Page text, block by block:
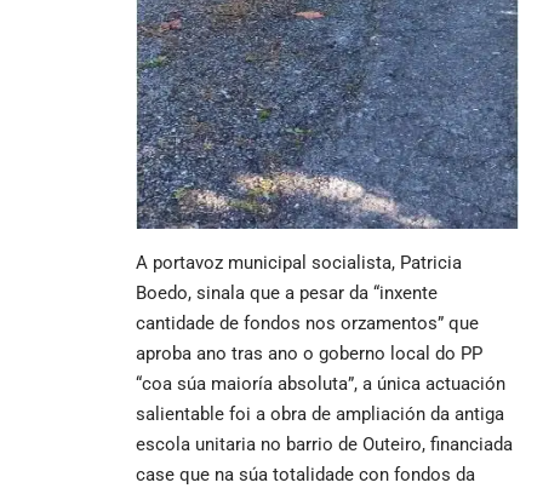
A portavoz municipal socialista, Patricia
Boedo, sinala que a pesar da “inxente
cantidade de fondos nos orzamentos” que
aproba ano tras ano o goberno local do PP
“coa súa maioría absoluta”, a única actuación
salientable foi a obra de ampliación da antiga
escola unitaria no barrio de Outeiro, financiada
case que na súa totalidade con fondos da